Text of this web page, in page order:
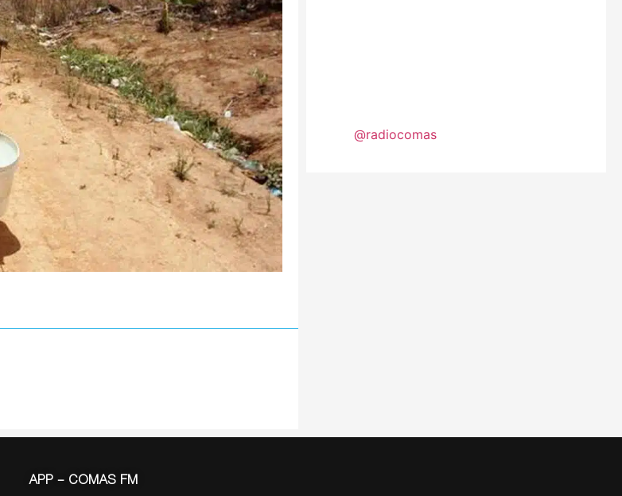
@radiocomas
APP – COMAS FM